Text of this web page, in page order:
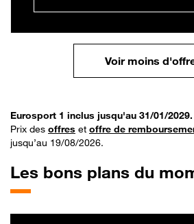
Voir moins
Eurosport 1 inclus jusqu'au 31/01/2029.
Prix des offres et offre de
jusqu’au 19/08/2026.
Les bons plans du